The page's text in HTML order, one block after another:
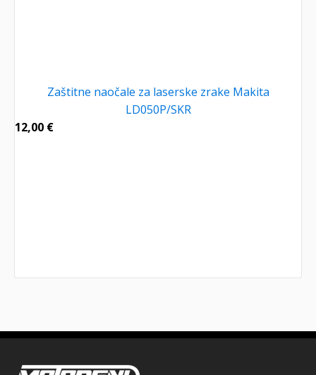
Zaštitne naočale za laserske zrake Makita
LD050P/SKR
12,00 €